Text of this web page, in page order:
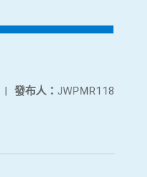
發布人： JWPMR118
|